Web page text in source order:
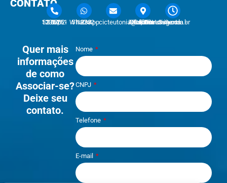
CONTATO
51 3762-1233 | 51 3762-1030 51 3762-1233 WhatsAppcicteutonia@cicteutonia.com.br
Rua Um Sul, 77 - Centro Administrativo Teutônia - RS Segunda - Sexta
Quer mais
informações
de como
Associar-se?
Deixe seu
contato.
Nome
CNPJ
Telefone
E-mail